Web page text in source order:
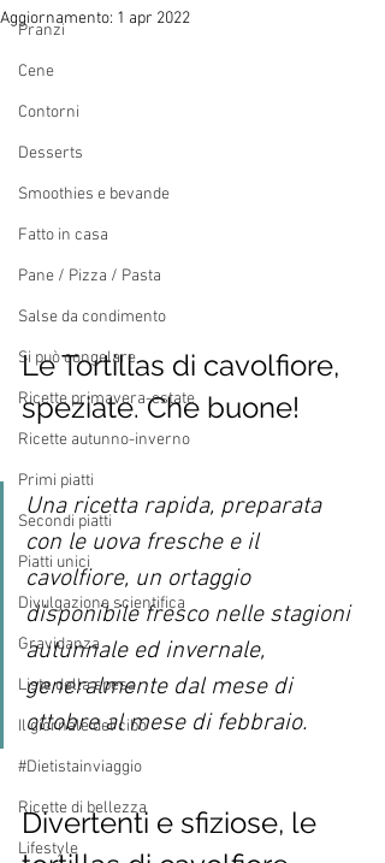
Pranzi
Cene
Contorni
Desserts
Smoothies e bevande
Fatto in casa
Pane / Pizza / Pasta
Salse da condimento
Si può congelare
Ricette primavera-estate
Ricette autunno-inverno
Primi piatti
Secondi piatti
Piatti unici
Divulgazione scientifica
Gravidanza
Liste della spesa
Il giornale del cibo
#Dietistainviaggio
Ricette di bellezza
Lifestyle
Aggiornamento: 1 apr 2022
Le Tortillas di cavolfiore,
speziate. Che buone!
Una ricetta rapida, preparata
con le uova fresche e il
cavolfiore, un ortaggio
disponibile fresco nelle stagioni
autunnale ed invernale,
generalmente dal mese di
ottobre al mese di febbraio.
Divertenti e sfiziose, le